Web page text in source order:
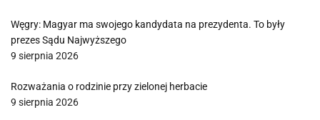
Węgry: Magyar ma swojego kandydata na prezydenta. To były
prezes Sądu Najwyższego
9 sierpnia 2026
Rozważania o rodzinie przy zielonej herbacie
9 sierpnia 2026